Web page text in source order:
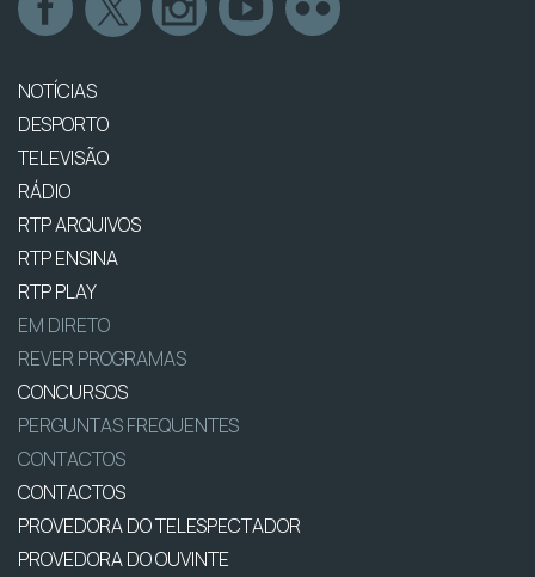
NOTÍCIAS
DESPORTO
TELEVISÃO
RÁDIO
RTP ARQUIVOS
RTP ENSINA
RTP PLAY
EM DIRETO
REVER PROGRAMAS
CONCURSOS
PERGUNTAS FREQUENTES
CONTACTOS
CONTACTOS
PROVEDORA DO TELESPECTADOR
PROVEDORA DO OUVINTE